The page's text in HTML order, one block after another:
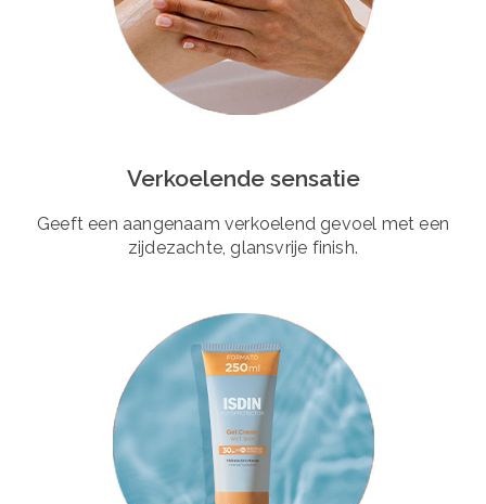
Verkoelende sensatie
Geeft een aangenaam verkoelend gevoel met een
zijdezachte, glansvrije finish.